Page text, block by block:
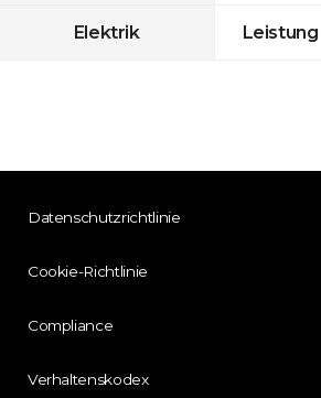
Elektrik Leistung
Datenschutzrichtlinie
Cookie-Richtlinie
Compliance
Verhaltenskodex